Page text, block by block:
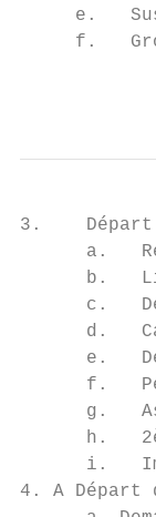
e.
f.
3.
a.
b.
c.
d.
e.
f.
g.
h.
i.
4. A